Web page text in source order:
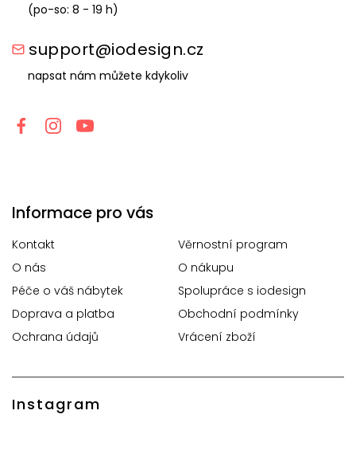
(po-so: 8 - 19 h)
support@iodesign.cz
napsat nám můžete kdykoliv
Informace pro vás
Kontakt
Věrnostní program
O nás
O nákupu
Péče o váš nábytek
Spolupráce s iodesign
Doprava a platba
Obchodní podmínky
Ochrana údajů
Vrácení zboží
Instagram